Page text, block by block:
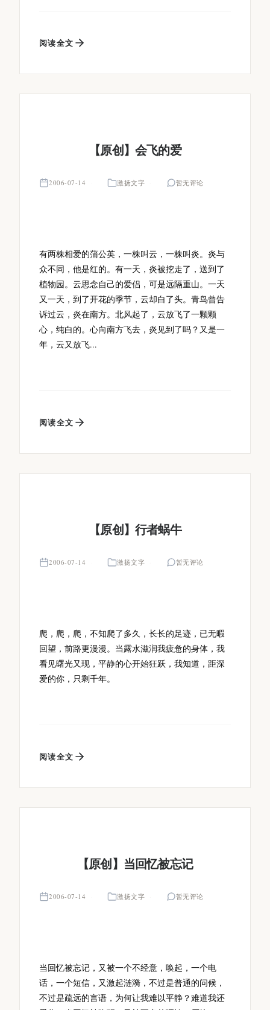
阅读全文
【原创】会飞的爱
2006-07-14 激扬文字 暂无评论
有两株相爱的蒲公英，一株叫云，一株叫炎。炎与
众不同，他是红的。有一天，炎被挖走了，送到了
植物园。云思念自己的爱侣，可是远隔重山。一天
又一天，到了开花的季节，云却白了头。青鸟曾告
诉过云，炎在南方。北风起了，云放飞了一颗颗
心，纯白的。心向南方飞去，炎见到了吗？又是一
年，云又放飞...
阅读全文
【原创】行者蜗牛
2006-07-14 激扬文字 暂无评论
爬，爬，爬，不知爬了多久，长长的足迹，已无暇
回望，前路更漫漫。当露水滋润我疲惫的身体，我
看见曙光又现，平静的心开始狂跃，我知道，距深
爱的你，只剩千年。
阅读全文
【原创】当回忆被忘记
2006-07-14 激扬文字 暂无评论
当回忆被忘记，又被一个不经意，唤起，一个电
话，一个短信，又激起涟漪，不过是普通的问候，
不过是疏远的言语，为何让我难以平静？难道我还